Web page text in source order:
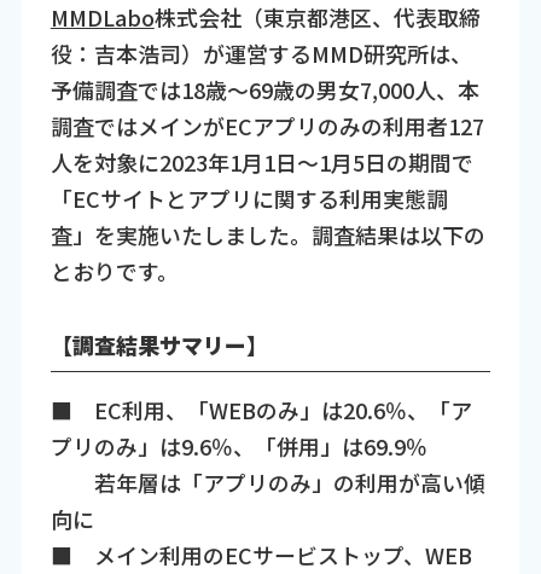
MMDLabo株式会社（東京都港区、代表取締
役：吉本浩司）が運営するMMD研究所は、
予備調査では18歳～69歳の男女7,000人、本
調査ではメインがECアプリのみの利用者127
人を対象に2023年1月1日～1月5日の期間で
「ECサイトとアプリに関する利用実態調
査」を実施いたしました。調査結果は以下の
とおりです。
【調査結果サマリー】
■ EC利用、「WEBのみ」は20.6％、「ア
プリのみ」は9.6％、「併用」は69.9％
若年層は「アプリのみ」の利用が高い傾
向に
■ メイン利用のECサービストップ、WEB